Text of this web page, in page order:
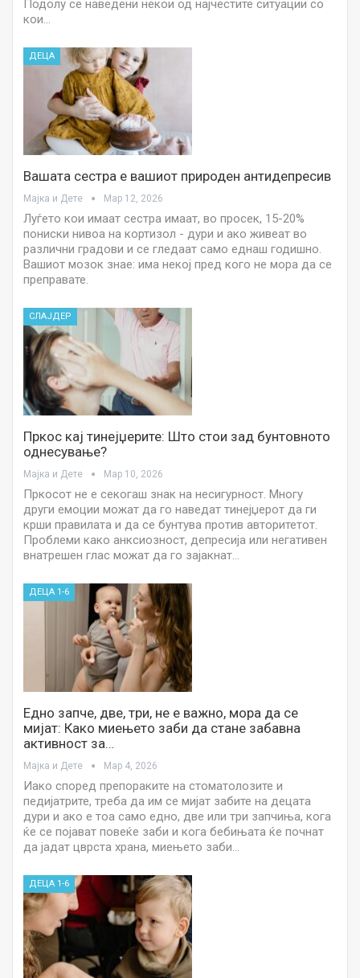
Подолу се наведени некои од најчестите ситуации со
кои…
ДЕЦА
Вашата сестра е вашиот природен антидепресив
Мајка и Дете Мар 12, 2026
Луѓето кои имаат сестра имаат, во просек, 15-20%
пониски нивоа на кортизол - дури и ако живеат во
различни градови и се гледаат само еднаш годишно.
Вашиот мозок знае: има некој пред кого не мора да се
преправате.
СЛАЈДЕР
Пркос кај тинејџерите: Што стои зад бунтовното
однесување?
Мајка и Дете Мар 10, 2026
Пркосот не е секогаш знак на несигурност. Многу
други емоции можат да го наведат тинејџерот да ги
крши правилата и да се бунтува против авторитетот.
Проблеми како анксиозност, депресија или негативен
внатрешен глас можат да го зајакнат…
ДЕЦА 1-6
Едно запче, две, три, не е важно, мора да се
мијат: Како миењето заби да стане забавна
активност за…
Мајка и Дете Мар 4, 2026
Иако според препораките на стоматолозите и
педијатрите, треба да им се мијат забите на децата
дури и ако е тоа само едно, две или три запчиња, кога
ќе се појават повеќе заби и кога бебињата ќе почнат
да јадат цврста храна, миењето заби…
ДЕЦА 1-6